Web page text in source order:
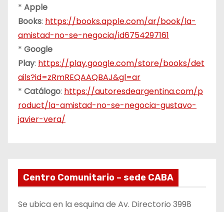
* Apple
Books: https://books.apple.com/ar/book/la-
amistad-no-se-negocia/id6754297161
* Google
Play: https://play.google.com/store/books/det
ails?id=zRmREQAAQBAJ&gl=ar
* Catálogo: https://autoresdeargentina.com/p
roduct/la-amistad-no-se-negocia-gustavo-
javier-vera/
Centro Comunitario – sede CABA
Se ubica en la esquina de Av. Directorio 3998